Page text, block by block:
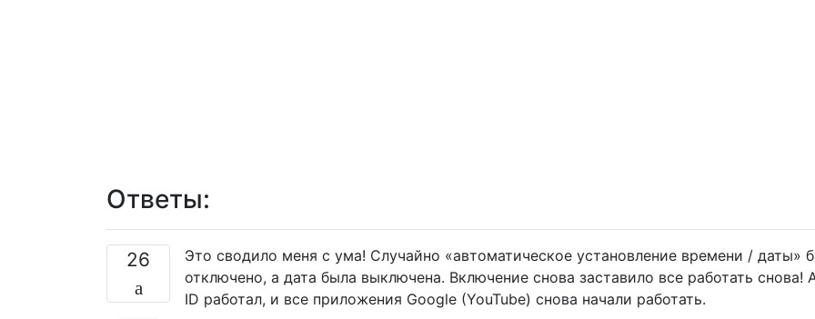
Ответы:
26
Это сводило меня с ума! Случайно «автоматическое установление времени / даты»
отключено, а дата была выключена. Включение снова заставило все работать снова!
ID работал, и все приложения Google (YouTube) снова начали работать.